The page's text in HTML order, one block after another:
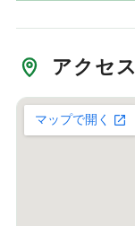
アクセス